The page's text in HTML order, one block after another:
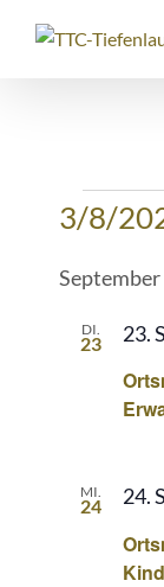
Inhalt
3/8/
Datum
DI.
23 23.
MI.
24 24.